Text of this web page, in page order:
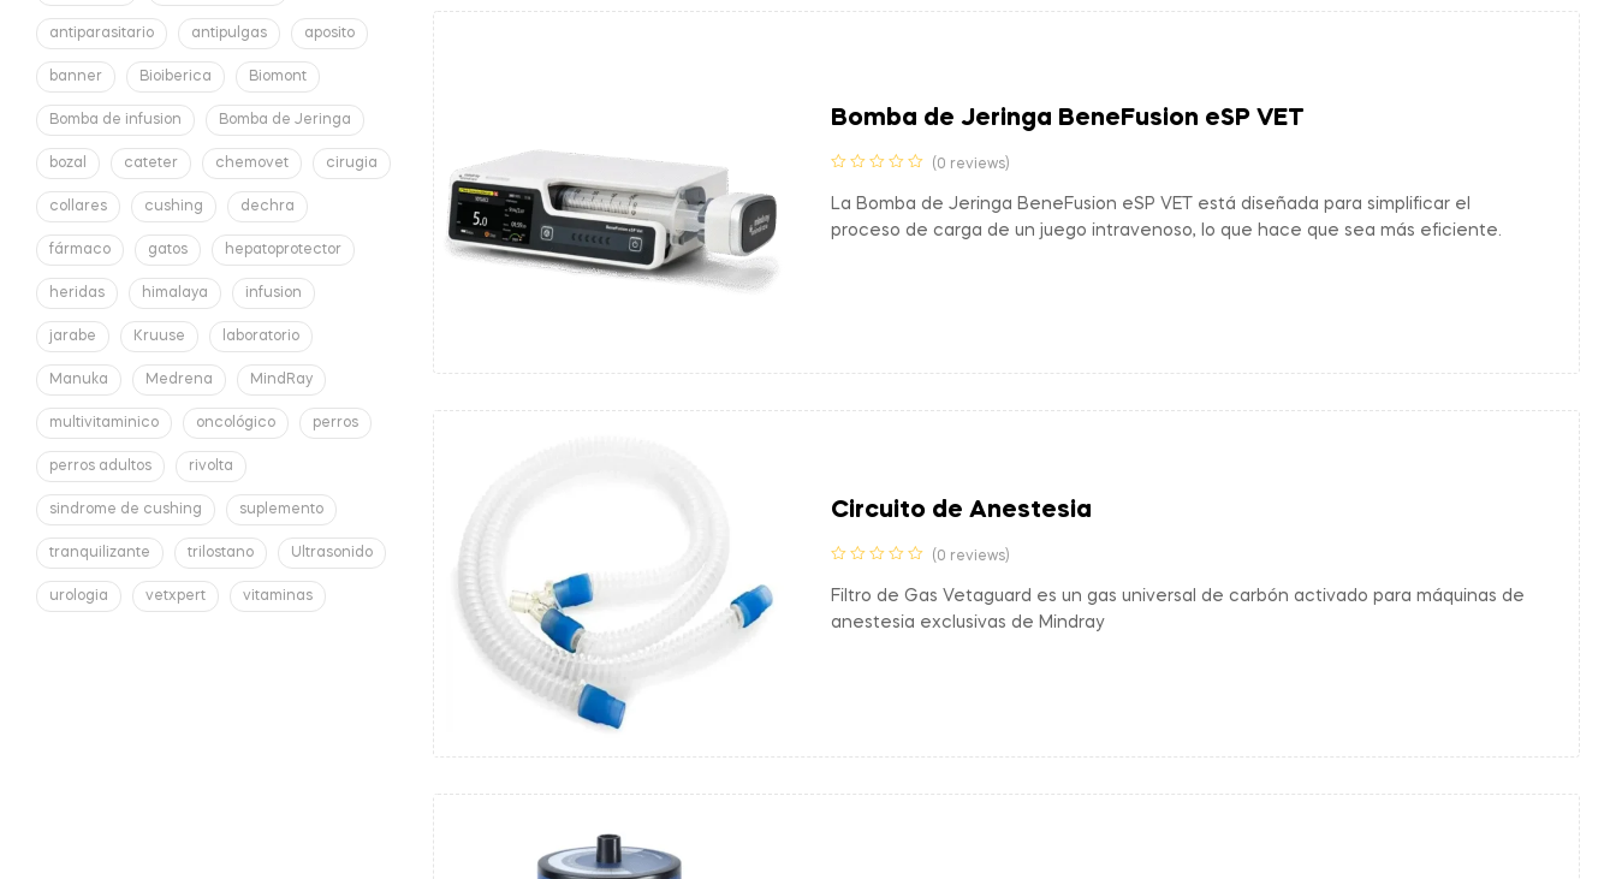
Bomba de Jeringa BeneFusion eSP VET
(0 reviews)
La Bomba de Jeringa BeneFusion eSP VET está diseñada para simplificar el
proceso de carga de un juego intravenoso, lo que hace que sea más eficiente.
Circuito de Anestesia
(0 reviews)
Filtro de Gas Vetaguard es un gas universal de carbón activado para máquinas de
anestesia exclusivas de Mindray
antiparasitario antipulgas aposito
banner Bioiberica Biomont
Bomba de infusion Bomba de Jeringa
bozal cateter chemovet cirugia
collares cushing dechra
fármaco gatos hepatoprotector
heridas himalaya infusion
jarabe Kruuse laboratorio
Manuka Medrena MindRay
multivitaminico oncológico perros
perros adultos rivolta
sindrome de cushing suplemento
tranquilizante trilostano Ultrasonido
urologia vetxpert vitaminas